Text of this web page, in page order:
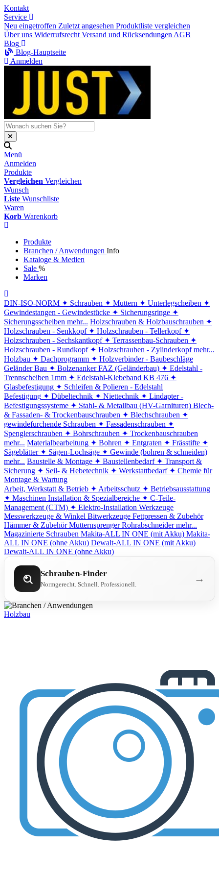
Kontakt
Service
Neu eingetroffen Zuletzt angesehen Produktliste vergleichen
Über uns Widerrufsrecht Versand und Rücksendungen AGB
Blog
Blog-Hauptseite
Anmelden
Menü
Anmelden
Produkte
Vergleichen Vergleichen
Wunsch
Liste Wunschliste
Waren
Korb Warenkorb
Produkte
Branchen / Anwendungen Info
Kataloge & Medien
Sale %
Marken
DIN-ISO-NORM ✦ Schrauben ✦ Muttern ✦ Unterlegscheiben ✦
Gewindestangen - Gewindestücke ✦ Sicherungsringe ✦
Sicherungsscheiben mehr... Holzschrauben & Holzbauschrauben ✦
Holzschrauben - Senkkopf ✦ Holzschrauben - Tellerkopf ✦
Holzschrauben - Sechskantkopf ✦ Terrassenbau-Schrauben ✦
Holzschrauben - Rundkopf ✦ Holzschrauben - Zylinderkopf mehr...
Holzbau ✦ Dachprogramm ✦ Holzverbinder - Baubeschläge
Geländer Bau ✦ Bolzenanker FAZ (Geländerbau) ✦ Edelstahl -
Trennscheiben 1mm ✦ Edelstahl-Klebeband KB 476 ✦
Glasbefestigung ✦ Schleifen & Polieren - Edelstahl
Befestigung ✦ Dübeltechnik ✦ Niettechnik ✦ Lindapter -
Befestigungssysteme ✦ Stahl- & Metallbau (HV-Garnituren) Blech-
& Fassaden- & Trockenbauschrauben ✦ Blechschrauben ✦
gewindefurchende Schrauben ✦ Fassadenschrauben ✦
Spenglerschrauben ✦ Bohrschrauben ✦ Trockenbauschrauben
mehr... Materialbearbeitung ✦ Bohren ✦ Entgraten ✦ Frässtifte ✦
Sägeblätter ✦ Sägen-Lochsäge ✦ Gewinde (bohren & schneiden)
mehr... Baustelle & Montage ✦ Baustellenbedarf ✦ Transport &
Sicherung ✦ Seil- & Hebetechnik ✦ Werkstattbedarf ✦ Chemie für
Montage & Wartung
Arbeit, Werkstatt & Betrieb ✦ Arbeitsschutz ✦ Betriebsausstattung
✦ Maschinen Installation & Spezialbereiche ✦ C-Teile-
Management (CTM) ✦ Elektro-Installation Werkzeuge
Messwerkzeuge & Winkel Bitwerkzeuge Fettpressen & Zubehör
Hämmer & Zubehör Mutternsprenger Rohrabschneider mehr...
Magazinierte Schrauben Makita-ALL IN ONE (mit Akku) Makita-
ALL IN ONE (ohne Akku) Dewalt-ALL IN ONE (mit Akku)
Dewalt-ALL IN ONE (ohne Akku)
Schrauben-Finder
Normgerecht. Schnell. Professionell. →
Holzbau